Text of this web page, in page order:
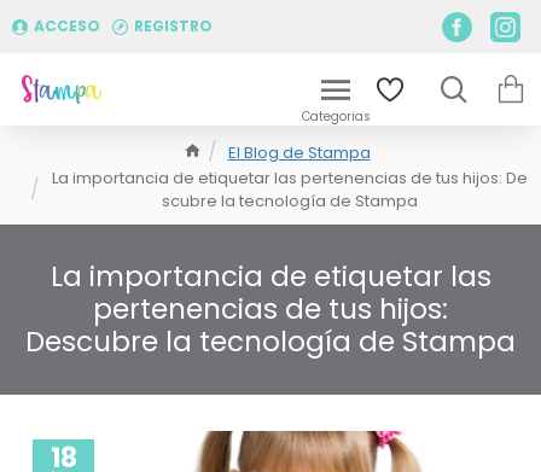
ACCESO REGISTRO
El Blog de Stampa
La importancia de etiquetar las pertenencias de tus hijos: De
scubre la tecnología de Stampa
La importancia de etiquetar las
pertenencias de tus hijos:
Descubre la tecnología de Stampa
18